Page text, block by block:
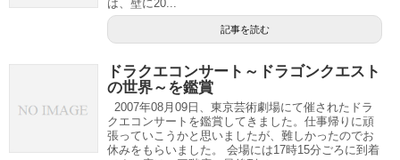
は、壁に20...
記事を読む
ドラクエコンサート～ドラゴンクエスト
の世界～を鑑賞
2007年08月09日、東京芸術劇場にて催されたドラ
クエコンサートを鑑賞してきました。仕事帰りに頑
張っていこうかと思いましたが、難しかったのでお
休みをもらいました。 会場には17時15分ごろに到着